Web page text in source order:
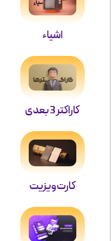
اشیاء
کاراکتر 3 بعدی
کارت ویزیت